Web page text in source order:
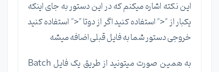
این نکته اشاره میکنم که در این دستور به جای اینکه
یکبار از "<" استفاده کنید اگر از دوتا "<" استفاده کنید
خروجی دستور شما به فایل قبلی اضافه میشه
به همین صورت میتونید از طریق یک فایل Batch